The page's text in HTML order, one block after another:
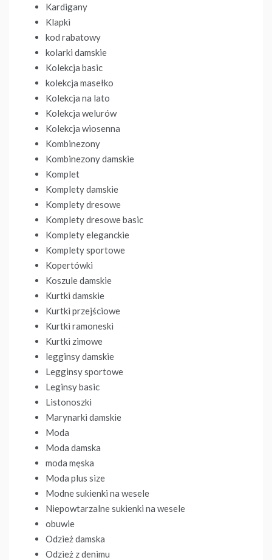
Kardigany
Klapki
kod rabatowy
kolarki damskie
Kolekcja basic
kolekcja masełko
Kolekcja na lato
Kolekcja welurów
Kolekcja wiosenna
Kombinezony
Kombinezony damskie
Komplet
Komplety damskie
Komplety dresowe
Komplety dresowe basic
Komplety eleganckie
Komplety sportowe
Kopertówki
Koszule damskie
Kurtki damskie
Kurtki przejściowe
Kurtki ramoneski
Kurtki zimowe
legginsy damskie
Legginsy sportowe
Leginsy basic
Listonoszki
Marynarki damskie
Moda
Moda damska
moda męska
Moda plus size
Modne sukienki na wesele
Niepowtarzalne sukienki na wesele
obuwie
Odzież damska
Odzież z denimu